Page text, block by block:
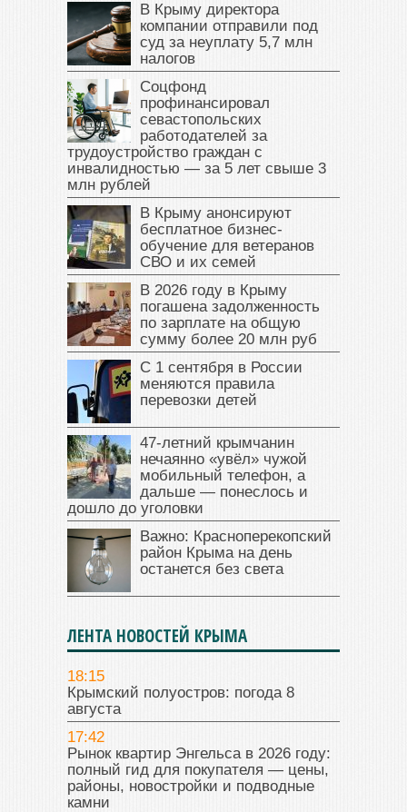
В Крыму директора
компании отправили под
суд за неуплату 5,7 млн
налогов
Соцфонд
профинансировал
севастопольских
работодателей за
трудоустройство граждан с
инвалидностью — за 5 лет свыше 3
млн рублей
В Крыму анонсируют
бесплатное бизнес-
обучение для ветеранов
СВО и их семей
В 2026 году в Крыму
погашена задолженность
по зарплате на общую
сумму более 20 млн руб
С 1 сентября в России
меняются правила
перевозки детей
47‑летний крымчанин
нечаянно «увёл» чужой
мобильный телефон, а
дальше — понеслось и
дошло до уголовки
Важно: Красноперекопский
район Крыма на день
останется без света
ЛЕНТА НОВОСТЕЙ КРЫМА
18:15
Крымский полуостров: погода 8
августа
17:42
Рынок квартир Энгельса в 2026 году:
полный гид для покупателя — цены,
районы, новостройки и подводные
камни